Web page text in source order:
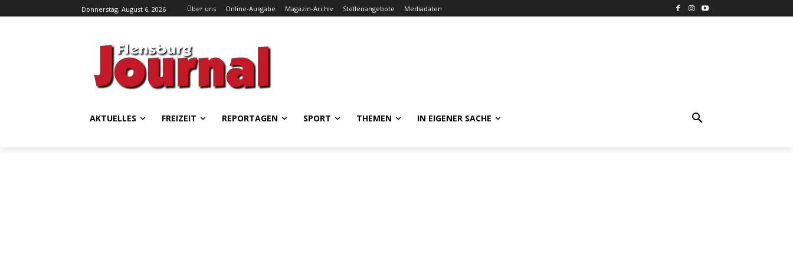
Donnerstag, August 6, 2026 Über uns Online-Ausgabe Magazin-Archiv Stellenangebote Mediadaten
AKTUELLES FREIZEIT REPORTAGEN SPORT THEMEN IN EIGENER SACHE